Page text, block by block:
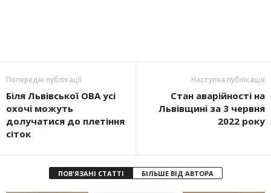
Попередні публікації
Біля Львівської ОВА усі
охочі можуть
долучатися до плетіння
сіток
Наступна публікація
Стан аварійності на
Львівщині за 3 червня
2022 року
ПОВ'ЯЗАНІ СТАТТІ БІЛЬШЕ ВІД АВТОРА